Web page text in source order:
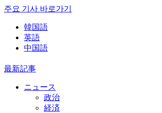
주요 기사 바로가기
韓国語
英語
中国語
最新記事
ニュース
政治
経済